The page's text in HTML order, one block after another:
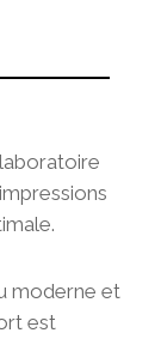
moderne et
est